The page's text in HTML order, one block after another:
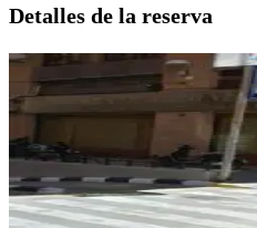
Detalles de la reserva